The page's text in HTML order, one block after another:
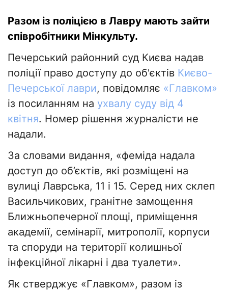
Разом із поліцією в Лавру мають зайти
співробітники Мінкульту.
Печерський районний суд Києва надав
поліції право доступу до об'єктів Києво-
Печерської лаври, повідомляє «Главком»
із посиланням на ухвалу суду від 4
квітня. Номер рішення журналісти не
надали.
За словами видання, «феміда надала
доступ до об’єктів, які розміщені на
вулиці Лаврська, 11 і 15. Серед них склеп
Васильчикових, гранітне замощення
Ближньопечерної площі, приміщення
академії, семінарії, митрополії, корпуси
та споруди на території колишньої
інфекційної лікарні і два туалети».
Як стверджує «Главком», разом із